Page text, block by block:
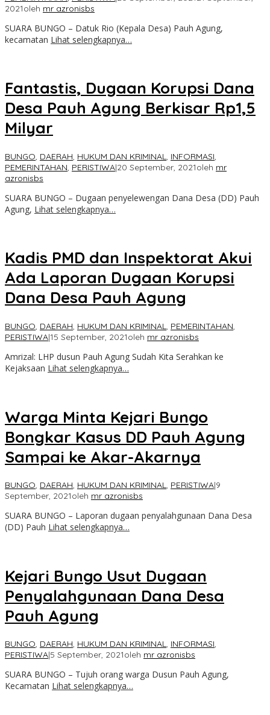
2021oleh mr azronisbs
SUARA BUNGO – Datuk Rio (Kepala Desa) Pauh Agung,
kecamatan Lihat selengkapnya…
Fantastis, Dugaan Korupsi Dana
Desa Pauh Agung Berkisar Rp1,5
Milyar
BUNGO, DAERAH, HUKUM DAN KRIMINAL, INFORMASI,
PEMERINTAHAN, PERISTIWA|20 September, 2021oleh mr
azronisbs
SUARA BUNGO – Dugaan penyelewengan Dana Desa (DD) Pauh
Agung, Lihat selengkapnya…
Kadis PMD dan Inspektorat Akui
Ada Laporan Dugaan Korupsi
Dana Desa Pauh Agung
BUNGO, DAERAH, HUKUM DAN KRIMINAL, PEMERINTAHAN,
PERISTIWA|15 September, 2021oleh mr azronisbs
Amrizal: LHP dusun Pauh Agung Sudah Kita Serahkan ke
Kejaksaan Lihat selengkapnya…
Warga Minta Kejari Bungo
Bongkar Kasus DD Pauh Agung
Sampai ke Akar-Akarnya
BUNGO, DAERAH, HUKUM DAN KRIMINAL, PERISTIWA|9
September, 2021oleh mr azronisbs
SUARA BUNGO – Laporan dugaan penyalahgunaan Dana Desa
(DD) Pauh Lihat selengkapnya…
Kejari Bungo Usut Dugaan
Penyalahgunaan Dana Desa
Pauh Agung
BUNGO, DAERAH, HUKUM DAN KRIMINAL, INFORMASI,
PERISTIWA|5 September, 2021oleh mr azronisbs
SUARA BUNGO – Tujuh orang warga Dusun Pauh Agung,
Kecamatan Lihat selengkapnya…